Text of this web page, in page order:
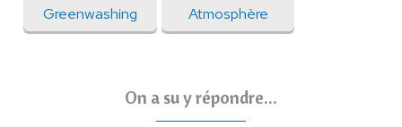
Greenwashing Atmosphère
On a su y répondre...